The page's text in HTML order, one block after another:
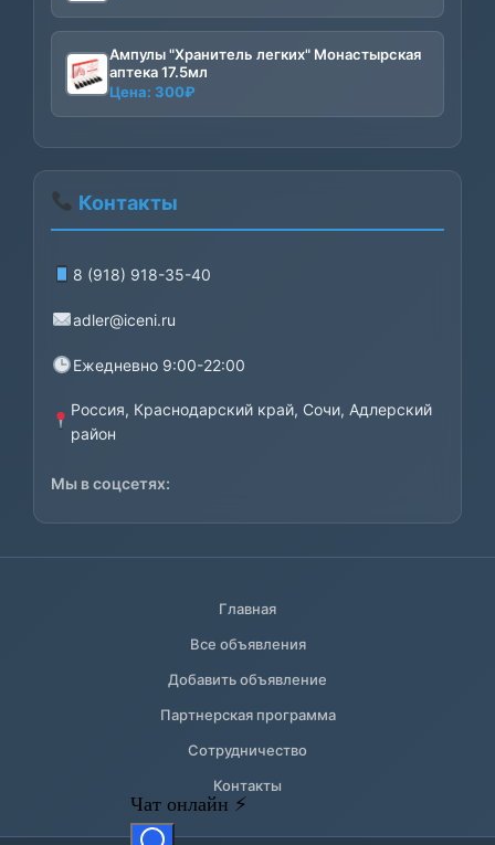
Ампулы "Хранитель легких" Монастырская
аптека 17.5мл
Цена: 300₽
Контакты
8 (918) 918-35-40
adler@iceni.ru
Ежедневно 9:00-22:00
Россия, Краснодарский край, Сочи, Адлерский
район
Мы в соцсетях:
Главная
Все объявления
Добавить объявление
Партнерская программа
Сотрудничество
Контакты